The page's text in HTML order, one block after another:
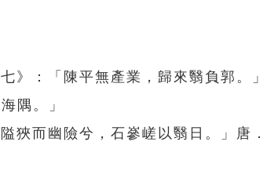
》：「陳平無產業，歸來翳負郭。
隅。」
狹而幽險兮，石嵾嵯以翳日。」唐